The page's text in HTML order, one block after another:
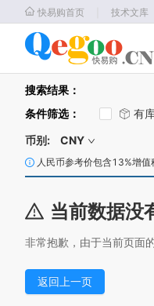
快易购首页 技术文库
搜索结果：
条件筛选： 有
币别:
CNY
人民币参考价包含13%增
当前数据没
非常抱歉，由于当前页面
返回上一页